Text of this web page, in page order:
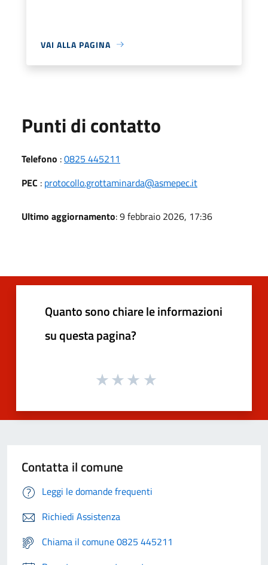
VAI ALLA PAGINA
Punti di contatto
Telefono :0825 445211
PEC : protocollo.grottaminarda@asmepec.it
Ultimo aggiornamento: 9 febbraio 2026, 17:36
Quanto sono chiare le informazioni
su questa pagina?
Contatta il comune
Leggi le domande frequenti
Richiedi Assistenza
Chiama il comune 0825 445211